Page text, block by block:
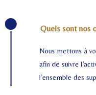
Quels sont nos
Nous mettons à
afin de suivre
l’ensemble des